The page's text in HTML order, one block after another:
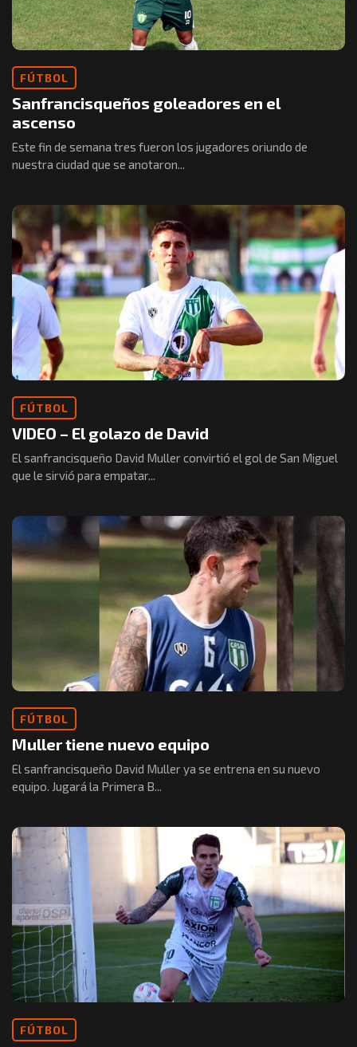
FÚTBOL
Sanfrancisqueños goleadores en el
ascenso
Este fin de semana tres fueron los jugadores oriundo de
nuestra ciudad que se anotaron...
FÚTBOL
VIDEO – El golazo de David
El sanfrancisqueño David Muller convirtió el gol de San Miguel
que le sirvió para empatar...
FÚTBOL
Muller tiene nuevo equipo
El sanfrancisqueño David Muller ya se entrena en su nuevo
equipo. Jugará la Primera B...
FÚTBOL